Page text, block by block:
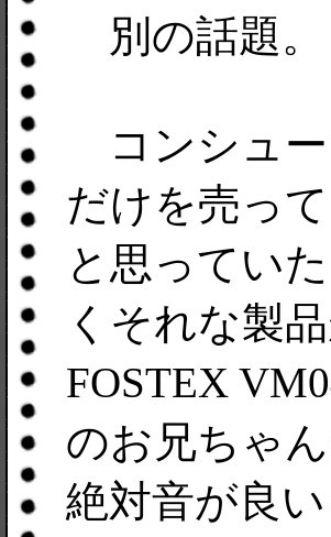
別の話題。
コンシュー
だけを売っ
と思ってい
くそれな製
FOSTEX
のお兄ちゃ
絶対音が良